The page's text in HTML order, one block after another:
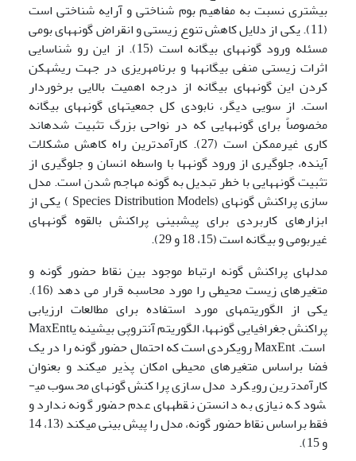
بیشتری نسبت به مفاهیم بوم شناختی و آرایه شناختی است
(11). یکی از دلایل کاهش تنوع زیستی و انقراض گونه­های بومی
مسئله ورود گونه­های بیگانه است (15). از این رو شناسایی
اثرات زیستی منفی بیگانه­ها و برنامه­ریزی در جهت ریشه­کن
کردن این گونه­های بیگانه از درجه اهمیت بالایی برخوردار
است. از سویی دیگر، نابودی کل جمعیت­های گونه­های بیگانه
مخصوصاً برای گونه­هایی که در نواحی بزرگ تثبیت شده­اند
کاری غیرممکن است (27). کارآمدترین راه کاهش مشکلات
آینده، جلوگیری از ورود گونه­ها با واسطه انسان و جلوگیری از
تثبیت گونه­هایی با خطر تبدیل به گونه مهاجم شدن است. مدل
سازی پراکنش گونه­ای (Species Distribution Models ) یکی از
ابزارهای کاربردی برای پیش­بینی پراکنش بالقوه گونه­های
غیربومی و بیگانه است (15، 18 و 29).
مدل­های پراکنش گونه ارتباط موجود بین نقاط حضور گونه و
متغیرهای زیست محیطی را مورد محاسبه قرار می دهد (16).
یکی از الگوریتم­های مورد استفاده برای مطالعات ارزیابی
پراکنش جغرافیایی گونه­ها، الگوریتم آنتروپی بیشینه یاMaxEnt
است. MaxEnt رویکردی است که احتمال حضور گونه را در یک
فضا براساس متغیرهای محیطی امکان پذیر می­کند و بعنوان
کارآمدترین رویکرد مدل سازی پراکنش گونه­ای محسوب می­
شود که نیازی به دانستن نقطه­های عدم حضور گونه ندارد و
فقط براساس نقاط حضور گونه، مدل را پیش بینی می­کند (13، 14
و 15).